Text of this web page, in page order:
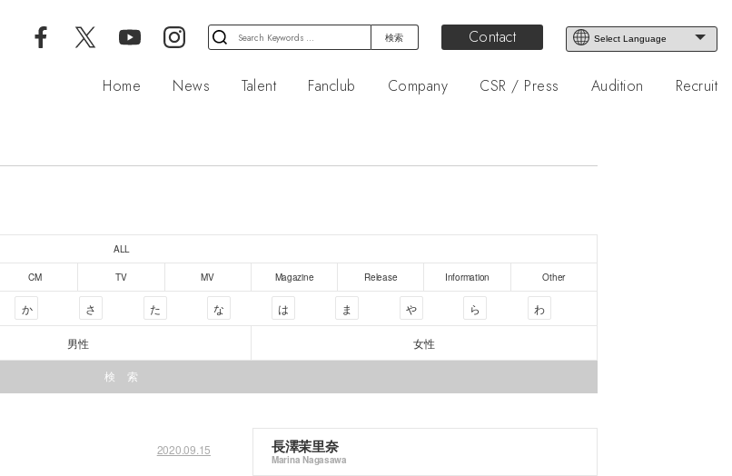
検
索
象:
Contact
Home News Talent Fanclub Company CSR / Press Audition Recruit
ALL
CM TV MV Magazine Release Information Other
か さ た な は ま や ら わ
男性 女性
2020.09.15 長澤茉里奈
Marina Nagasawa